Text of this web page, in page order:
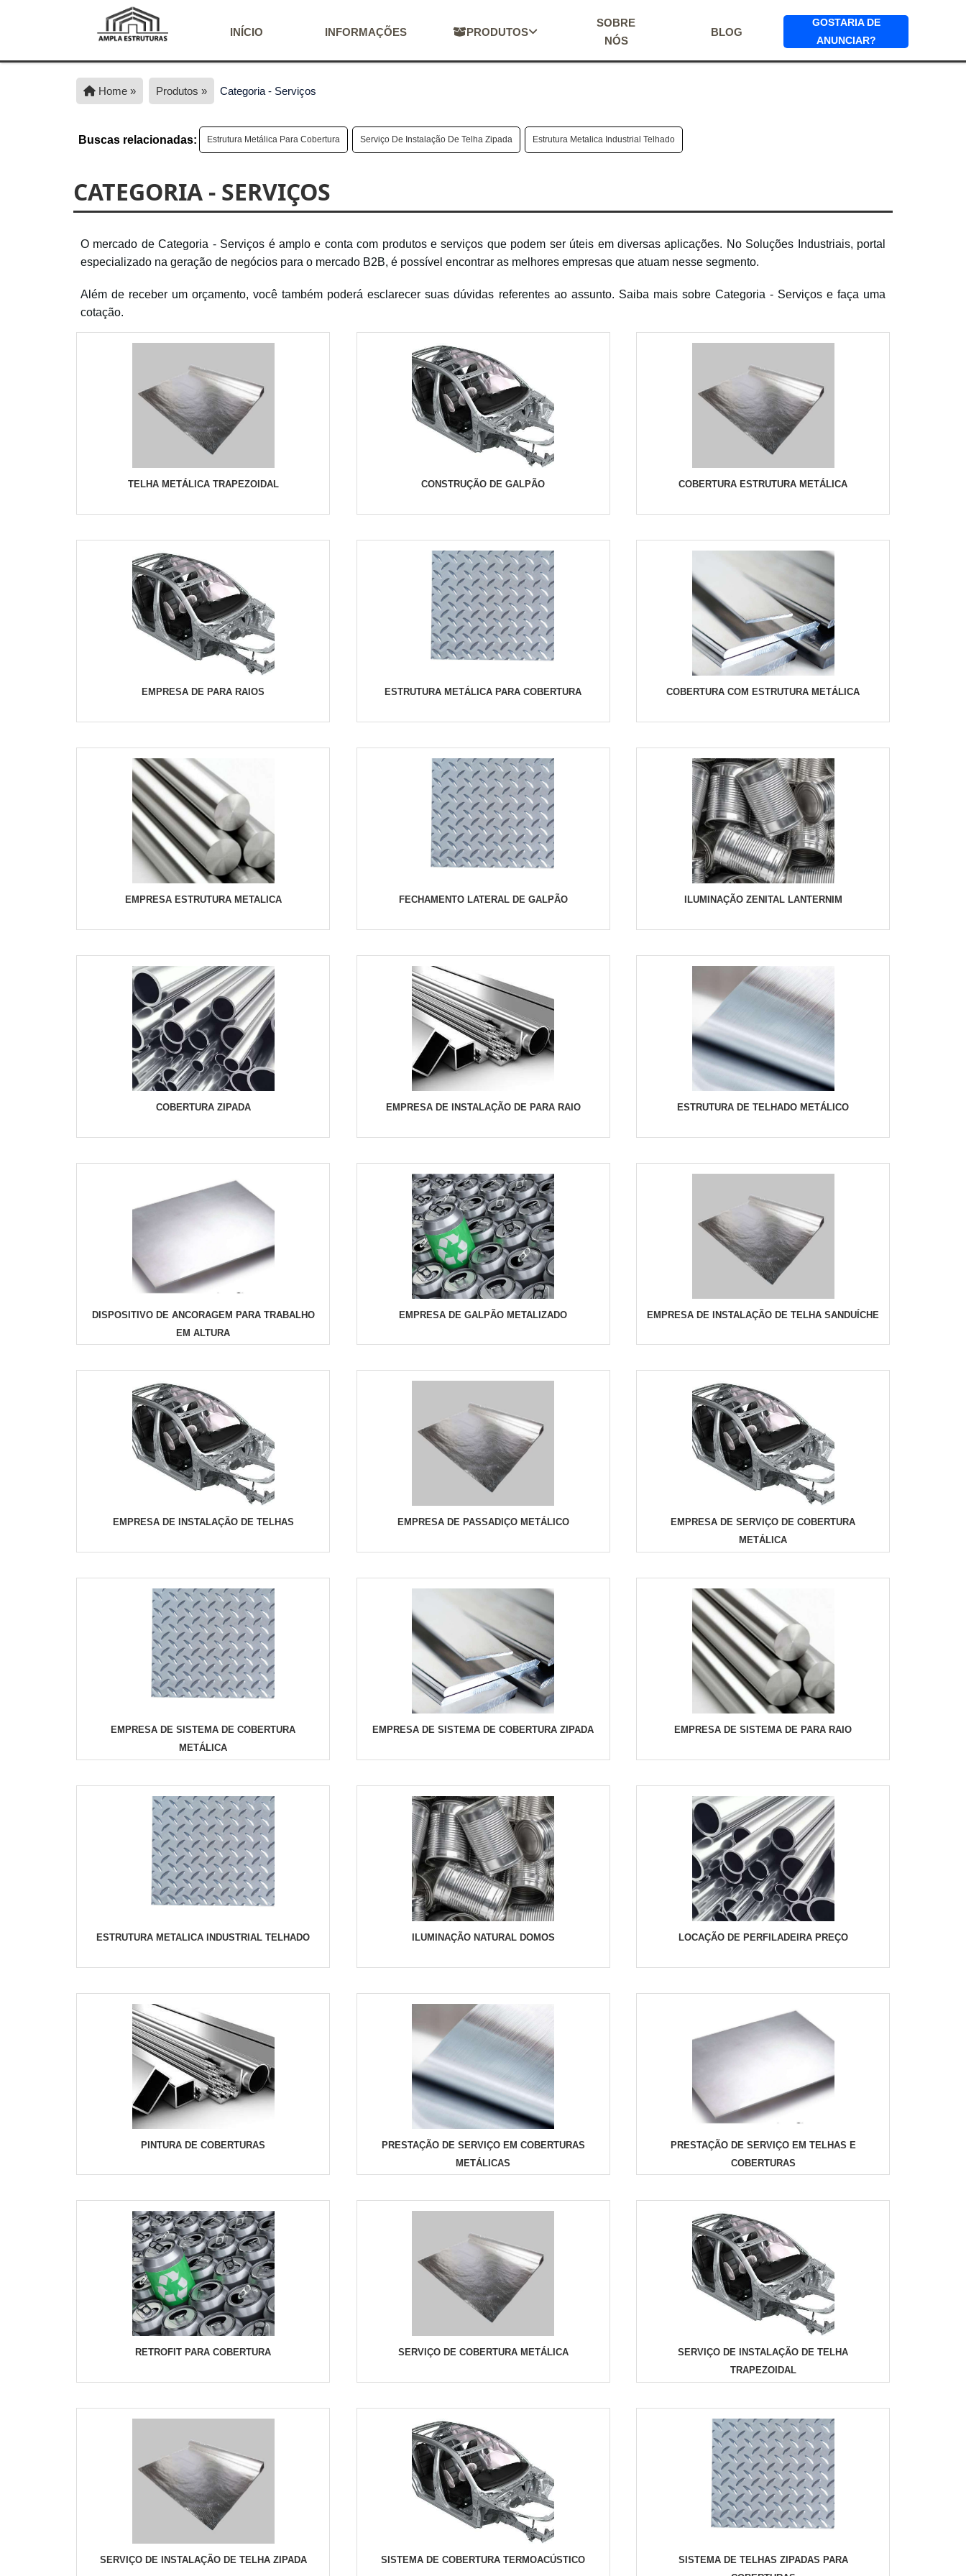
INÍCIO INFORMAÇÕES PRODUTOS
SOBRE
NÓS
BLOG
GOSTARIA DE
ANUNCIAR?
Home » Produtos » Categoria - Serviços
Buscas relacionadas: Estrutura Metálica Para Cobertura Serviço De Instalação De Telha Zipada Estrutura Metalica Industrial Telhado
CATEGORIA - SERVIÇOS
O mercado de Categoria - Serviços é amplo e conta com produtos e serviços que podem ser úteis em diversas aplicações. No Soluções Industriais, portal
especializado na geração de negócios para o mercado B2B, é possível encontrar as melhores empresas que atuam nesse segmento.
Além de receber um orçamento, você também poderá esclarecer suas dúvidas referentes ao assunto. Saiba mais sobre Categoria - Serviços e faça uma
cotação.
TELHA METÁLICA TRAPEZOIDAL CONSTRUÇÃO DE GALPÃO COBERTURA ESTRUTURA METÁLICA
EMPRESA DE PARA RAIOS ESTRUTURA METÁLICA PARA COBERTURA COBERTURA COM ESTRUTURA METÁLICA
EMPRESA ESTRUTURA METALICA FECHAMENTO LATERAL DE GALPÃO ILUMINAÇÃO ZENITAL LANTERNIM
COBERTURA ZIPADA EMPRESA DE INSTALAÇÃO DE PARA RAIO ESTRUTURA DE TELHADO METÁLICO
DISPOSITIVO DE ANCORAGEM PARA TRABALHO
EM ALTURA
EMPRESA DE GALPÃO METALIZADO EMPRESA DE INSTALAÇÃO DE TELHA SANDUÍCHE
EMPRESA DE INSTALAÇÃO DE TELHAS EMPRESA DE PASSADIÇO METÁLICO
EMPRESA DE SERVIÇO DE COBERTURA
METÁLICA
EMPRESA DE SISTEMA DE COBERTURA
METÁLICA
EMPRESA DE SISTEMA DE COBERTURA ZIPADA EMPRESA DE SISTEMA DE PARA RAIO
ESTRUTURA METALICA INDUSTRIAL TELHADO ILUMINAÇÃO NATURAL DOMOS LOCAÇÃO DE PERFILADEIRA PREÇO
PINTURA DE COBERTURAS
PRESTAÇÃO DE SERVIÇO EM COBERTURAS
METÁLICAS
PRESTAÇÃO DE SERVIÇO EM TELHAS E
COBERTURAS
RETROFIT PARA COBERTURA SERVIÇO DE COBERTURA METÁLICA
SERVIÇO DE INSTALAÇÃO DE TELHA
TRAPEZOIDAL
SERVIÇO DE INSTALAÇÃO DE TELHA ZIPADA SISTEMA DE COBERTURA TERMOACÚSTICO
SISTEMA DE TELHAS ZIPADAS PARA